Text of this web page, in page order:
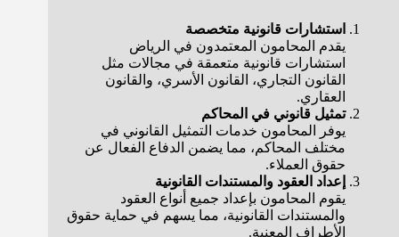
استشارات قانونية متخصصة
يقدم المحامون المعتمدون في الرياض
استشارات قانونية متعمقة في مجالات مثل
القانون التجاري، القانون الأسري، والقانون
العقاري.
تمثيل قانوني في المحاكم
يوفر المحامون خدمات التمثيل القانوني في
مختلف المحاكم، مما يضمن الدفاع الفعال عن
حقوق العملاء.
إعداد العقود والمستندات القانونية
يقوم المحامون بإعداد جميع أنواع العقود
والمستندات القانونية، مما يسهم في حماية حقوق
الأطراف المعنية.